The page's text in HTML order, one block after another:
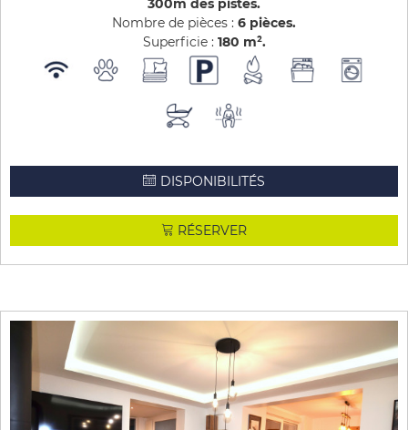
300m des pistes
Nombre de pièces : 6 pièces
Superficie : 180 m²
DISPONIBILITÉS
RÉSERVER